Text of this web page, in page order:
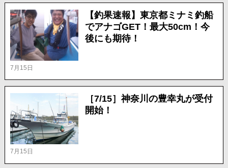
7月15日
【釣果速報】東京都ミナミ釣船
でアナゴGET！最大50cm！今
後にも期待！
7月15日
［7/15］神奈川の豊幸丸が受付
開始！